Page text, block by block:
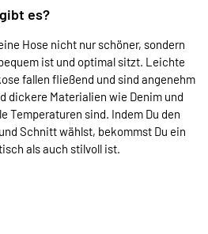
es?
Hose nicht nur schöner, sondern
ist und optimal sitzt. Leichte
fallen fließend und sind angenehm
dickere Materialien wie Denim und
Temperaturen sind. Indem Du den
Schnitt wählst, bekommst Du ein
als auch stilvoll ist.